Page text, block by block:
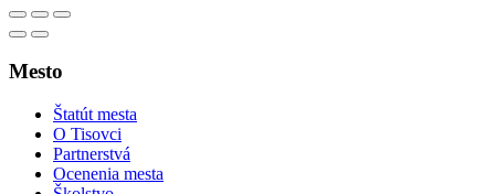
Mesto
Štatút mesta
O Tisovci
Partnerstvá
Ocenenia mesta